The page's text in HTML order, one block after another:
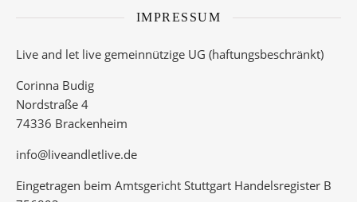
IMPRESSUM
Live and let live gemeinnützige UG (haftungsbeschränkt)
Corinna Budig
Nordstraße 4
74336 Brackenheim
info@liveandletlive.de
Eingetragen beim Amtsgericht Stuttgart Handelsregister B